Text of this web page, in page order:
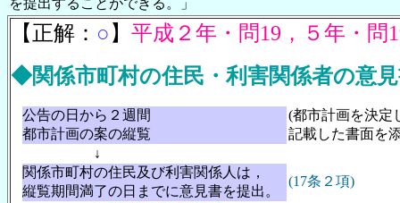
を提出することができる。
」
【正解： ○ 】 平成２年・問19，５年・問
◆関係市町村の住民・利害関係者の意
公告の日から２週間
都市計画の案の縦覧
(都市計画を決定
記載した書面を
↓
関係市町村の住民及び利害関係人は，
縦覧期間満了の日までに意見書を提出。
(17条２項)